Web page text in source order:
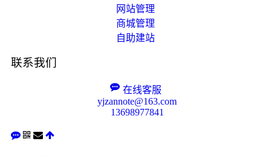
网站管理
商城管理
自助建站
联系我们
在线客服
yjzannote@163.com
13698977841